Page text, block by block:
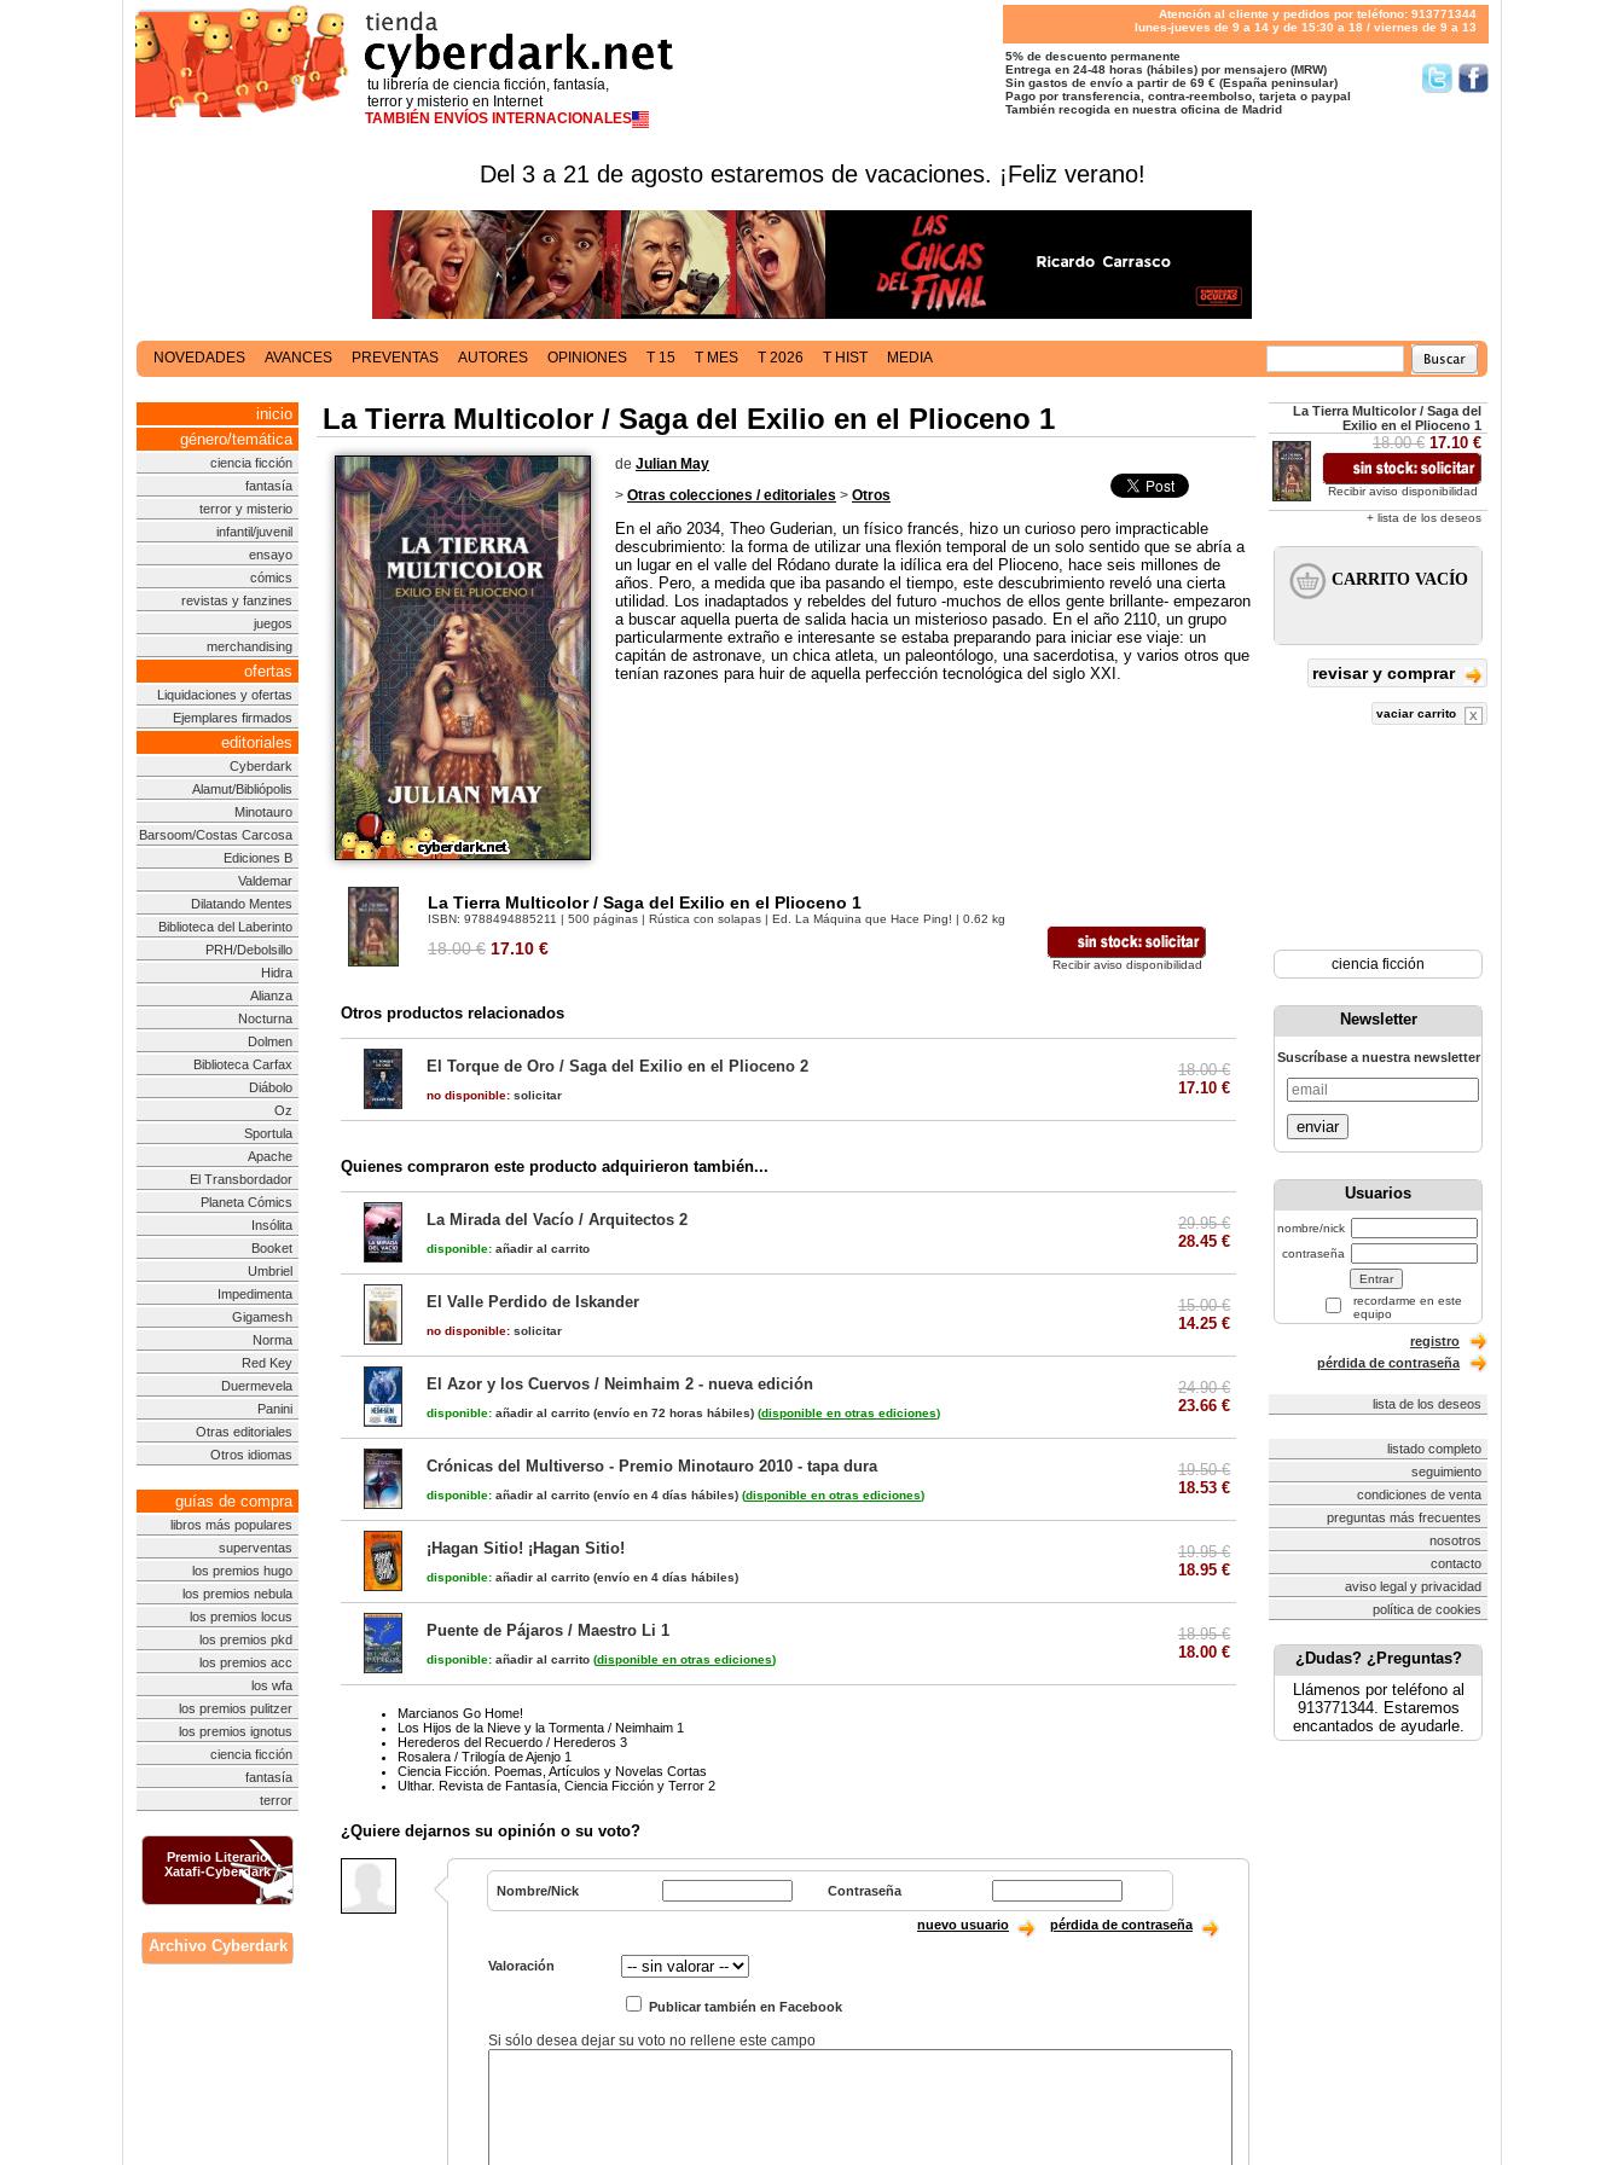
tu librería de ciencia ficción, fantasía,
terror y misterio en Internet
TAMBIÉN ENVÍOS INTERNACIONALES
Atención al cliente y pedidos por teléfono: 913771344
lunes-jueves de 9 a 14 y de 15:30 a 18 / viernes de 9 a 13
5% de descuento permanente
Entrega en 24-48 horas (hábiles) por mensajero (MRW)
Sin gastos de envío a partir de 69 € (España peninsular)
Pago por transferencia, contra-reembolso, tarjeta o paypal
También recogida en nuestra oficina de Madrid
Del 3 a 21 de agosto estaremos de vacaciones. ¡Feliz verano!
NOVEDADES AVANCES PREVENTAS AUTORES OPINIONES T 15 T MES T 2026 T HIST MEDIA
inicio
género/temática
ciencia ficción
fantasía
terror y misterio
infantil/juvenil
ensayo
cómics
revistas y fanzines
juegos
merchandising
ofertas
Liquidaciones y ofertas
Ejemplares firmados
editoriales
Cyberdark
Alamut/Bibliópolis
Minotauro
Barsoom/Costas Carcosa
Ediciones B
Valdemar
Dilatando Mentes
Biblioteca del Laberinto
PRH/Debolsillo
Hidra
Alianza
Nocturna
Dolmen
Biblioteca Carfax
Diábolo
Oz
Sportula
Apache
El Transbordador
Planeta Cómics
Insólita
Booket
Umbriel
Impedimenta
Gigamesh
Norma
Red Key
Duermevela
Panini
Otras editoriales
Otros idiomas
guías de compra
libros más populares
superventas
los premios hugo
los premios nebula
los premios locus
los premios pkd
los premios acc
los wfa
los premios pulitzer
los premios ignotus
ciencia ficción
fantasía
terror
Premio Literario
Xatafi-Cyberdark
Archivo Cyberdark
La Tierra Multicolor / Saga del Exilio en el Plioceno 1
de Julian May
> Otras colecciones / editoriales > Otros
En el año 2034, Theo Guderian, un físico francés, hizo un curioso pero impracticable
descubrimiento: la forma de utilizar una flexión temporal de un solo sentido que se abría a
un lugar en el valle del Ródano durate la idílica era del Plioceno, hace seis millones de
años. Pero, a medida que iba pasando el tiempo, este descubrimiento reveló una cierta
utilidad. Los inadaptados y rebeldes del futuro -muchos de ellos gente brillante- empezaron
a buscar aquella puerta de salida hacia un misterioso pasado. En el año 2110, un grupo
particularmente extraño e interesante se estaba preparando para iniciar ese viaje: un
capitán de astronave, un chica atleta, un paleontólogo, una sacerdotisa, y varios otros que
tenían razones para huir de aquella perfección tecnológica del siglo XXI.
La Tierra Multicolor / Saga del Exilio en el Plioceno 1
ISBN: 9788494885211 | 500 páginas | Rústica con solapas | Ed. La Máquina que Hace Ping! | 0.62 kg
18.00 € 17.10 €
Recibir aviso disponibilidad
Otros productos relacionados
El Torque de Oro / Saga del Exilio en el Plioceno 2
no disponible: solicitar
18.00 €
17.10 €
Quienes compraron este producto adquirieron también...
La Mirada del Vacío / Arquitectos 2
disponible: añadir al carrito
29.95 €
28.45 €
El Valle Perdido de Iskander
no disponible: solicitar
15.00 €
14.25 €
El Azor y los Cuervos / Neimhaim 2 - nueva edición
disponible: añadir al carrito (envío en 72 horas hábiles) (disponible en otras ediciones)
24.90 €
23.66 €
Crónicas del Multiverso - Premio Minotauro 2010 - tapa dura
disponible: añadir al carrito (envío en 4 días hábiles) (disponible en otras ediciones)
19.50 €
18.53 €
¡Hagan Sitio! ¡Hagan Sitio!
disponible: añadir al carrito (envío en 4 días hábiles)
19.95 €
18.95 €
Puente de Pájaros / Maestro Li 1
disponible: añadir al carrito (disponible en otras ediciones)
18.95 €
18.00 €
Marcianos Go Home!
Los Hijos de la Nieve y la Tormenta / Neimhaim 1
Herederos del Recuerdo / Herederos 3
Rosalera / Trilogía de Ajenjo 1
Ciencia Ficción. Poemas, Artículos y Novelas Cortas
Ulthar. Revista de Fantasía, Ciencia Ficción y Terror 2
¿Quiere dejarnos su opinión o su voto?
Nombre/Nick Contraseña
nuevo usuario pérdida de contraseña
Valoración
Publicar también en Facebook
Si sólo desea dejar su voto no rellene este campo
La Tierra Multicolor / Saga del
Exilio en el Plioceno 1
18.00 € 17.10 €
Recibir aviso disponibilidad
+ lista de los deseos
revisar y comprar
vaciar carrito
ciencia ficción
Newsletter
Suscríbase a nuestra newsletter
enviar
Usuarios
nombre/nick
contraseña
recordarme en este
equipo
registro
pérdida de contraseña
lista de los deseos
listado completo
seguimiento
condiciones de venta
preguntas más frecuentes
nosotros
contacto
aviso legal y privacidad
política de cookies
¿Dudas? ¿Preguntas?
Llámenos por teléfono al
913771344. Estaremos
encantados de ayudarle.